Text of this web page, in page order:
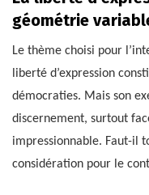
géométrie
Le thème choisi pour
liberté d’expression
démocraties. Mais son
discernement, surtout
impressionnable. Faut-il
considération pour le